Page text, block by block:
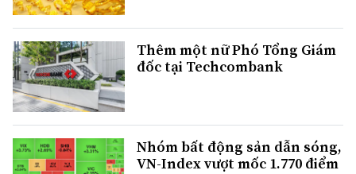
Thêm một nữ Phó Tổng Giám
đốc tại Techcombank
Nhóm bất động sản dẫn sóng,
VN-Index vượt mốc 1.770 điểm